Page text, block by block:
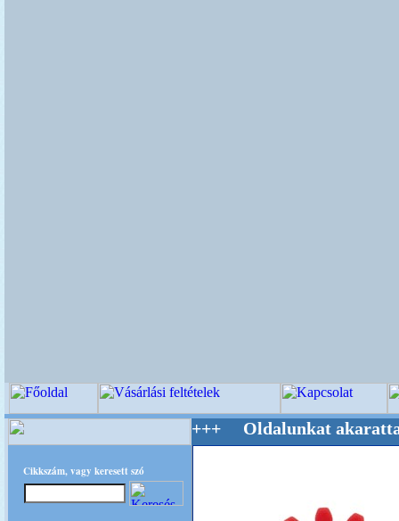
Cikkszám, vagy keresett szó
+++++++ Oldalunkat akarattal